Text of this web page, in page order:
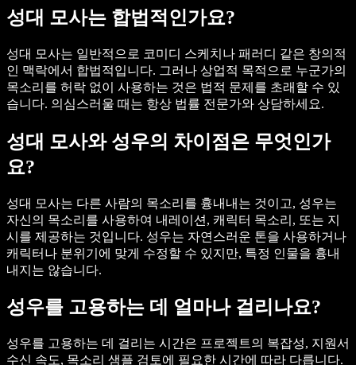
성대 모사는 합법적인가요?
성대 모사는 일반적으로 코미디 스케치나 패러디 같은 창의적
인 맥락에서 합법적입니다. 그러나 상업적 목적으로 누군가의
목소리를 허락 없이 사용하는 것은 법적 문제를 초래할 수 있
습니다. 의심스러울 때는 항상 법률 전문가와 상담하세요.
성대 모사와 성우의 차이점은 무엇인가
요?
성대 모사는 다른 사람의 목소리를 흉내내는 것이고, 성우는
자신의 목소리를 사용하여 내레이션, 캐릭터 목소리, 또는 지
시를 제공하는 것입니다. 성우는 자연스러운 톤을 사용하거나
캐릭터나 분위기에 맞게 수정할 수 있지만, 특정 인물을 흉내
내지는 않습니다.
성우를 고용하는 데 얼마나 걸리나요?
성우를 고용하는 데 걸리는 시간은 프로젝트의 복잡성, 지원서
수신 속도, 목소리 샘플 검토에 필요한 시간에 따라 다릅니다.